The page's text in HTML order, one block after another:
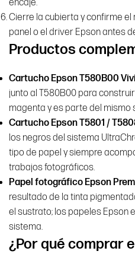
encaje.
Cierre la cubierta y confirme
panel o el driver Epson antes
Productos
Cartucho Epson T580B00
junto al T580B00 para
magenta y es parte del mismo
Cartucho Epson T5801 /
los negros del sistema
tipo de papel y siempre
trabajos fotográficos.
Papel fotográfico Epson
resultado de la tinta
el sustrato; los papeles Epson
sistema.
¿Por qué comprar